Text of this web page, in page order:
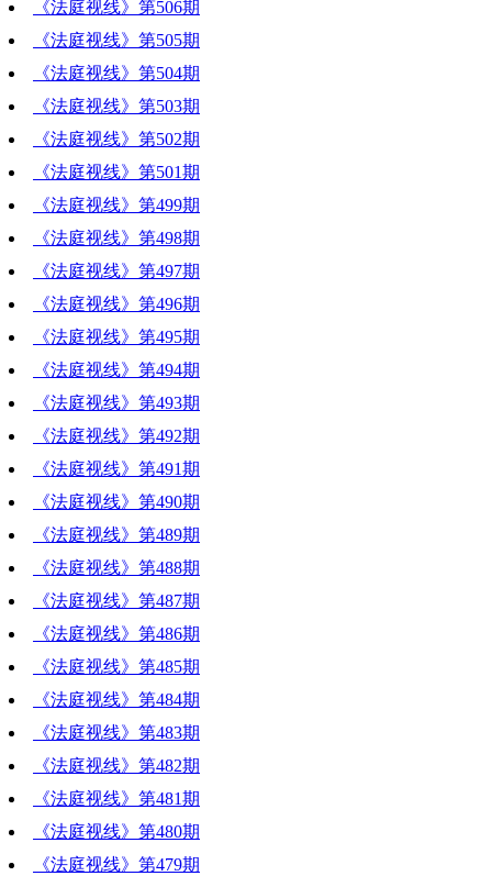
《法庭视线》第506期
《法庭视线》第505期
《法庭视线》第504期
《法庭视线》第503期
《法庭视线》第502期
《法庭视线》第501期
《法庭视线》第499期
《法庭视线》第498期
《法庭视线》第497期
《法庭视线》第496期
《法庭视线》第495期
《法庭视线》第494期
《法庭视线》第493期
《法庭视线》第492期
《法庭视线》第491期
《法庭视线》第490期
《法庭视线》第489期
《法庭视线》第488期
《法庭视线》第487期
《法庭视线》第486期
《法庭视线》第485期
《法庭视线》第484期
《法庭视线》第483期
《法庭视线》第482期
《法庭视线》第481期
《法庭视线》第480期
《法庭视线》第479期